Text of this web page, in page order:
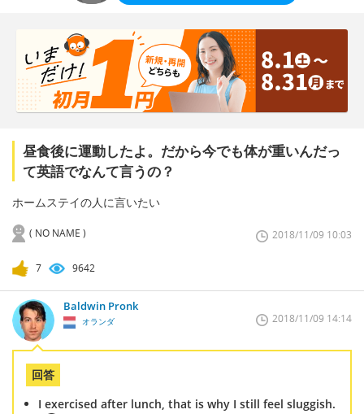
昼食後に運動したよ。だから今でも体が重いんだっ
て英語でなんて言うの？
ホームステイの人に言いたい
( NO NAME ) 2018/11/09 10:03
7 9642
Baldwin Pronk
オランダ 2018/11/09 14:14
回答
I exercised after lunch, that is why I still feel sluggish.